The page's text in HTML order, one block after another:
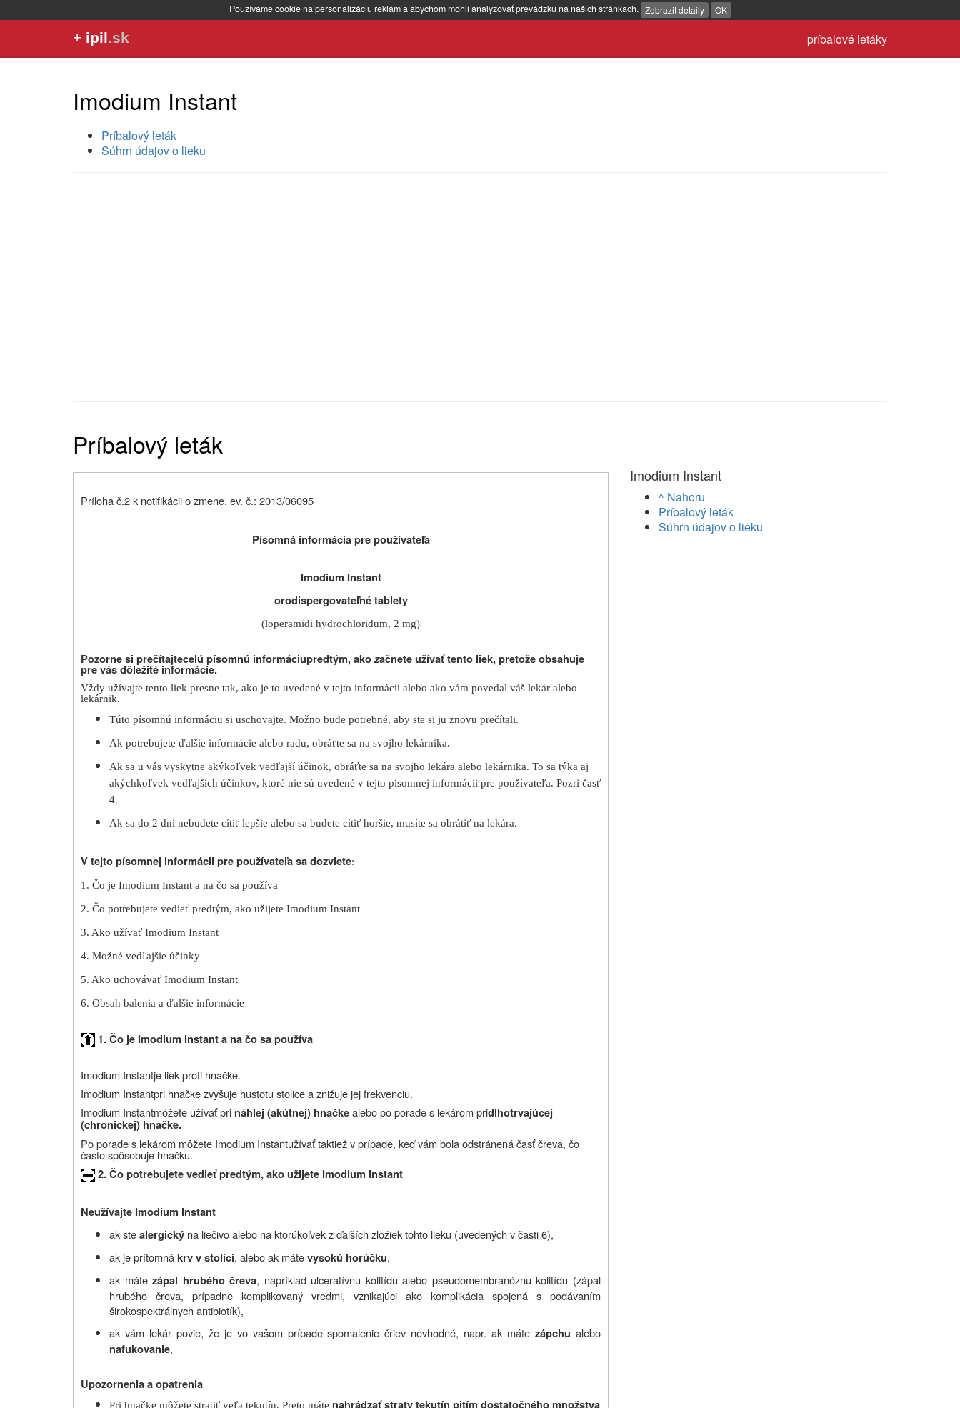
Používame cookie na personalizáciu reklám a abychom mohli analyzovať prevádzku na našich stránkach. Zobrazit detaily OK
príbalové letáky
+ ipil.sk
Imodium Instant
Príbalový leták
Súhrn údajov o lieku
Príbalový leták
Príloha č.2 k notifikácii o zmene, ev. č.: 2013/06095
Písomná informácia pre používateľa
Imodium Instant
orodispergovateľné tablety
(loperamidi hydrochloridum, 2 mg)
Pozorne si prečítajtecelú písomnú informáciupredtým, akozačnete užívaťtento liek, pretože obsahuje
pre vás dôležité informácie.
Vždy užívajte tento liek presne tak, ako je to uvedené v tejto informácii alebo ako vám povedal váš lekár alebo
lekárnik.
Túto písomnú informáciu si uschovajte. Možno bude potrebné, aby ste si ju znovu prečítali.
Ak potrebujete ďalšie informácie alebo radu, obráťte sa na svojho lekárnika.
Ak sa u vás vyskytne akýkoľvek vedľajší účinok, obráťte sa na svojho lekára alebo lekárnika. To sa týka aj
akýchkoľvek vedľajších účinkov, ktoré nie sú uvedené v tejto písomnej informácii pre používateľa. Pozri časť
4.
Ak sa do 2 dní nebudete cítiť lepšie alebo sa budete cítiť horšie, musíte sa obrátiť na lekára.
V tejto písomnej informácii pre používateľa sa dozviete:
1. Čo je Imodium Instant a na čo sa používa
2. Čo potrebujete vedieť predtým, ako užijete Imodium Instant
3. Ako užívať Imodium Instant
4. Možné vedľajšie účinky
5. Ako uchovávať Imodium Instant
6. Obsah balenia a ďalšie informácie
1. Čo je Imodium Instant a na čo sa používa
Imodium Instantje liek proti hnačke.
Imodium Instantpri hnačke zvyšuje hustotu stolice a znižuje jej frekvenciu.
Imodium Instantmôžete užívať pri náhlej (akútnej) hnačkealebo po porade s lekárom pridlhotrvajúcej
(chronickej) hnačke.
Po porade s lekárom môžete Imodium Instantužívať taktiež v prípade, keď vám bola odstránená časť čreva, čo
často spôsobuje hnačku.
2. Čo potrebujete vedieť predtým, ako užijete Imodium Instant
Neužívajte Imodium Instant
ak stealergický na liečivo alebo na ktorúkoľvek z ďalších zložiek tohto lieku (uvedených v časti 6),
ak je prítomnákrv v stolici, alebo ak mátevysokú horúčku,
ak máte zápal hrubého čreva, napríklad ulceratívnu kolitídu alebo pseudomembranóznu kolitídu (zápal
hrubého čreva, prípadne komplikovaný vredmi, vznikajúci ako komplikácia spojená s podávaním
širokospektrálnych antibiotík),
ak vám lekár povie, že je vo vašom prípade spomalenie čriev nevhodné, napr. ak máte zápchu alebo
nafukovanie,
Upozornenia a opatrenia
Pri hnačke môžete stratiť veľa tekutín. Preto máte nahrádzať straty tekutín pitím dostatočného množstva
Imodium Instant
^ Nahoru
Príbalový leták
Súhrn údajov o lieku